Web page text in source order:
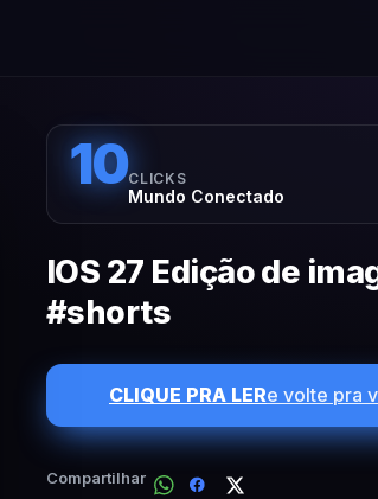
10CLICKS
Mundo Conectado
IOS 27 Edição de
#shorts
CLIQUE PRA LERe volte pra
Compartilhar